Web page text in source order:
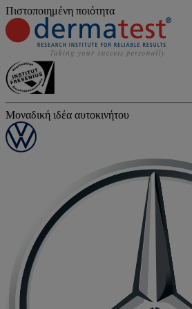
Πιστοποιημένη ποιότητα
Μοναδική ιδέα αυτοκινήτου